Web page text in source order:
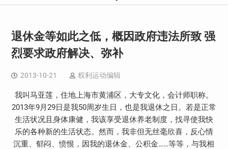
退休金等如此之低，概因政府违法所致 强
烈要求政府解决、弥补
2013-10-21 权利运动编辑
我叫马亚莲，住地上海市黄浦区，大专文化，会计师职称。
2013年9月29日是我50周岁生日，也是我退休之日。若是正常
生活状况且身体康健，我该享受退休养老制度，找寻使我快
乐的各种新的生活状态。然而，我非但无丝毫欣喜，反心情
沉重、郁闷、愤恨，因我的退休金、公积金……等等，与我相